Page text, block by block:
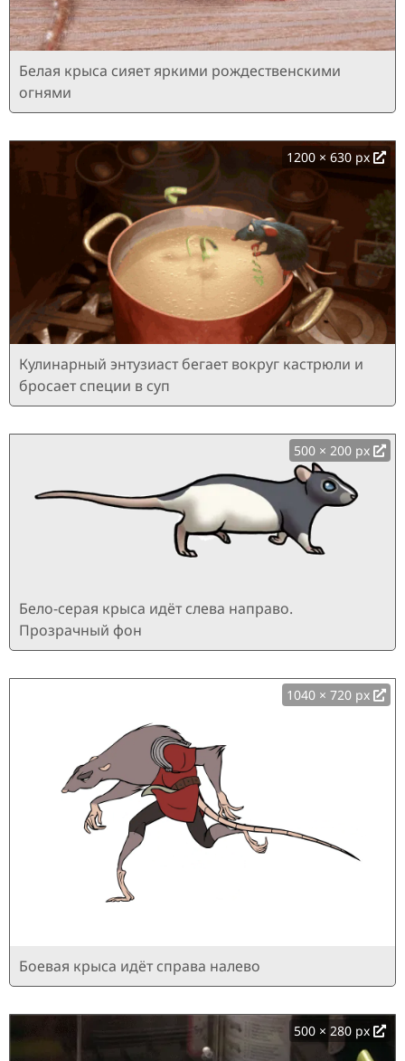
Белая крыса сияет яркими рождественскими
огнями
1200 × 630 px
Кулинарный энтузиаст бегает вокруг кастрюли и
бросает специи в суп
500 × 200 px
Бело-серая крыса идёт слева направо.
Прозрачный фон
1040 × 720 px
Боевая крыса идёт справа налево
500 × 280 px